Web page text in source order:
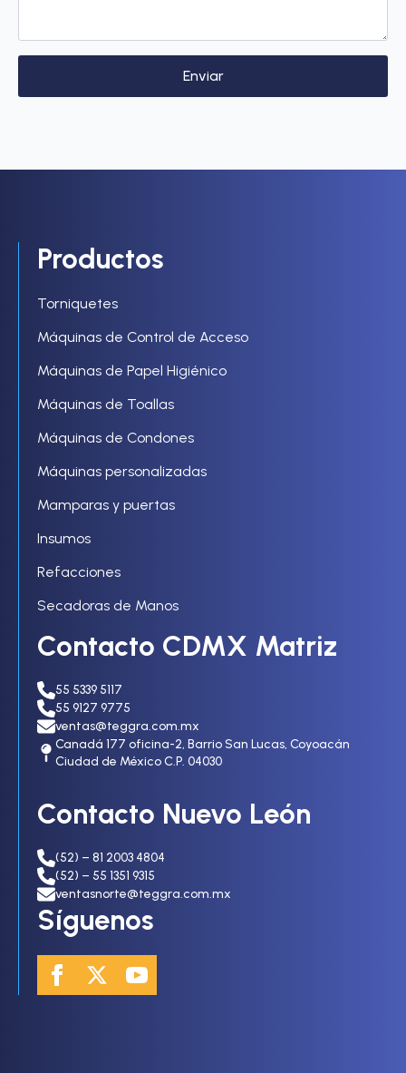
Enviar
Productos
Torniquetes
Máquinas de Control de Acceso
Máquinas de Papel Higiénico
Máquinas de Toallas
Máquinas de Condones
Máquinas personalizadas
Mamparas y puertas
Insumos
Refacciones
Secadoras de Manos
Contacto CDMX Matriz
55 5339 5117
55 9127 9775
ventas@teggra.com.mx
Canadá 177 oficina-2, Barrio San Lucas, Coyoacán
Ciudad de México C.P. 04030
Contacto Nuevo León
(52) – 81 2003 4804
(52) – 55 1351 9315
ventasnorte@teggra.com.mx
Síguenos